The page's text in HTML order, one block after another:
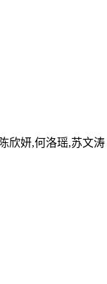
欣妍,何洛瑶,苏文涛